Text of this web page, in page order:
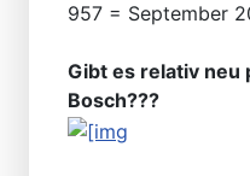
957 = September
Gibt es relativ neu
Bosch???